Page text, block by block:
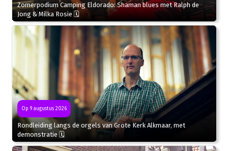
Zomerpodium Camping Eldorado: Shaman blues met Ralph de
Jong & Milka Rosie 🗓
Op 9 augustus 2026
Rondleiding langs de orgels van Grote Kerk Alkmaar, met
demonstratie 🗓